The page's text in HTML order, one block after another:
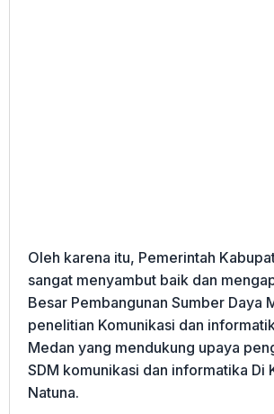
Oleh karena itu, Pemerintah
sangat menyambut baik dan
Besar Pembangunan Sumber Daya
penelitian Komunikasi dan
Medan yang mendukung upaya
SDM komunikasi dan informatika Di
Natuna.